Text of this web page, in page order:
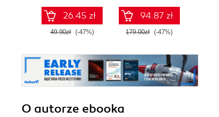
26.45 zł
49.90zł (-47%)
94.87 zł
179.00zł (-47%)
O autorze ebooka